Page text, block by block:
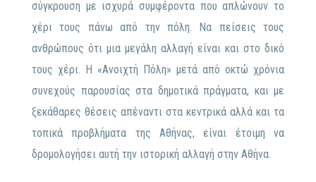
σύγκρουση με ισχυρά συμφέροντα που απλώνουν το
χέρι τους πάνω από την πόλη. Να πείσεις τους
ανθρώπους ότι μια μεγάλη αλλαγή είναι και στο δικό
τους χέρι. Η «Ανοιχτή Πόλη» μετά από οκτώ χρόνια
συνεχούς παρουσίας στα δημοτικά πράγματα, και με
ξεκάθαρες θέσεις απέναντι στα κεντρικά αλλά και τα
τοπικά προβλήματα της Αθήνας, είναι έτοιμη να
δρομολογήσει αυτή την ιστορική αλλαγή στην Αθήνα.